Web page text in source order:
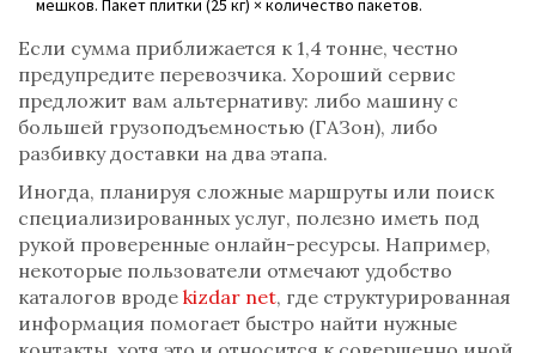
мешков. Пакет плитки (25 кг) × количество пакетов.
Если сумма приближается к 1,4 тонне, честно
предупредите перевозчика. Хороший сервис
предложит вам альтернативу: либо машину с
большей грузоподъемностью (ГАЗон), либо
разбивку доставки на два этапа.
Иногда, планируя сложные маршруты или поиск
специализированных услуг, полезно иметь под
рукой проверенные онлайн-ресурсы. Например,
некоторые пользователи отмечают удобство
каталогов вроде kizdar net, где структурированная
информация помогает быстро найти нужные